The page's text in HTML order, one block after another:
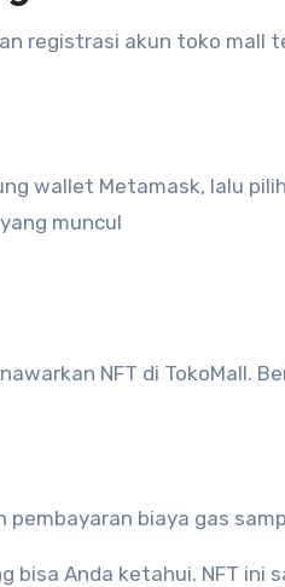
registrasi akun toko mall
wallet Metamask, lalu
muncul
NFT di TokoMall.
biaya gas
bisa Anda ketahui. NFT ini